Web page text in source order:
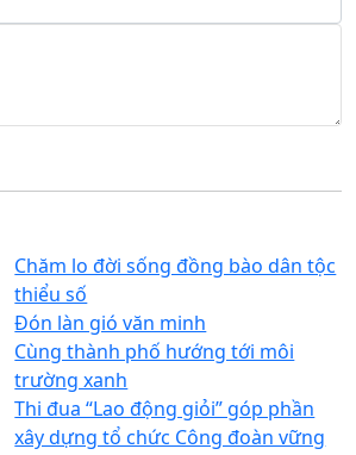
Chăm lo đời sống đồng bào dân tộc
thiểu số
Đón làn gió văn minh
Cùng thành phố hướng tới môi
trường xanh
Thi đua “Lao động giỏi” góp phần
xây dựng tổ chức Công đoàn vững